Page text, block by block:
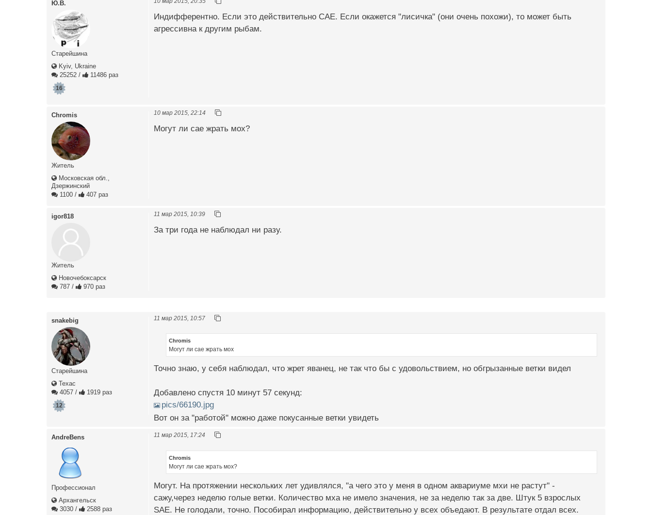
Ю.В.
Старейшина
Kyiv, Ukraine
25252 / 11486 раз
16
Индифферентно. Если это действительно САЕ. Если окажется "лисичка" (они очень похожи), то может быть
агрессивна к другим рыбам.
Chromis
Житель
Московская обл.,
Дзержинский
1100 / 407 раз
10 мар 2015, 22:14
Могут ли сае жрать мох?
igor818
Житель
Новочебоксарск
787 / 970 раз
11 мар 2015, 10:39
За три года не наблюдал ни разу.
snakebig
Старейшина
Техас
4057 / 1919 раз
12
11 мар 2015, 10:57
Chromis
Могут ли сае жрать мох
Точно знаю, у себя наблюдал, что жрет яванец, не так что бы с удовольствием, но обгрызанные ветки видел
Добавлено спустя 10 минут 57 секунд:
pics/66190.jpg
Вот он за "работой" можно даже покусанные ветки увидеть
AndreBens
Профессионал
Архангельск
3030 / 2588 раз
11 мар 2015, 17:24
Chromis
Могут ли сае жрать мох?
Могут. На протяжении нескольких лет удивлялся, "а чего это у меня в одном аквариуме мхи не растут" -
сажу,через неделю голые ветки. Количество мха не имело значения, не за неделю так за две. Штук 5 взрослых
SAE. Не голодали, точно. Пособирал информацию, действительно у всех объедают. В результате отдал всех.